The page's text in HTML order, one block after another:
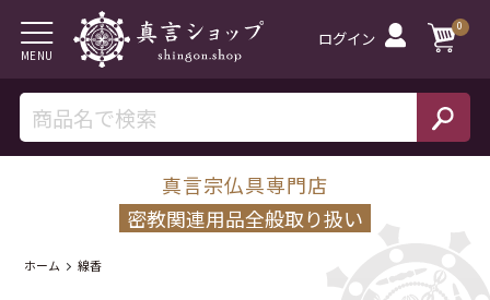
MENU
ログイン
0
真言宗仏具専門店
密教関連用品全般取り扱い
ホーム 線香